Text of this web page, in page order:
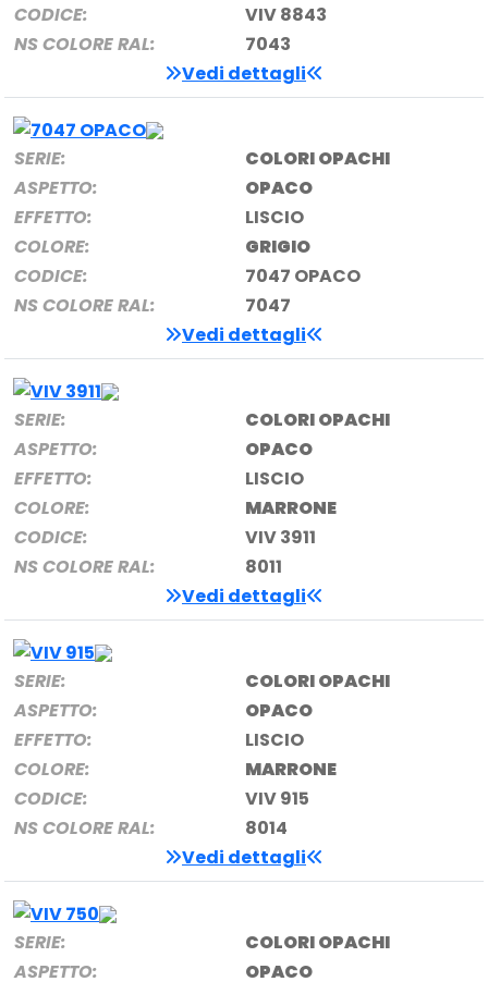
CODICE:
VIV 8843
NS COLORE RAL:
7043
Vedi dettagli
SERIE:
COLORI OPACHI
ASPETTO:
OPACO
EFFETTO:
LISCIO
COLORE:
GRIGIO
CODICE:
7047 OPACO
NS COLORE RAL:
7047
Vedi dettagli
SERIE:
COLORI OPACHI
ASPETTO:
OPACO
EFFETTO:
LISCIO
COLORE:
MARRONE
CODICE:
VIV 3911
NS COLORE RAL:
8011
Vedi dettagli
SERIE:
COLORI OPACHI
ASPETTO:
OPACO
EFFETTO:
LISCIO
COLORE:
MARRONE
CODICE:
VIV 915
NS COLORE RAL:
8014
Vedi dettagli
SERIE:
COLORI OPACHI
ASPETTO:
OPACO